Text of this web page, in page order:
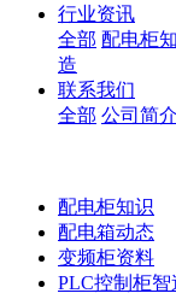
行业资讯
全部 配电柜
造
联系我们
全部 公司简介
配电柜知识
配电箱动态
变频柜资料
PLC控制柜智